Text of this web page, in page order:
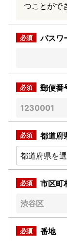
つことがで
パスワ
郵便番
都道府
市区町
番地